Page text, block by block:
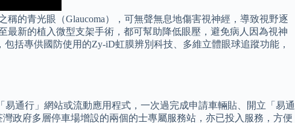
的青光眼（Glaucoma），可無聲無息地傷害視神經，導致視野逐
新的植入微型支架手術，都可幫助降低眼壓，避免病人因為視神
括專供國防使用的Zy-iD虹膜辨別科技、多維立體眼球追蹤功能，
通行」網站或流動應用程式，一次過完成申請車輛貼、開立「易通
政府多層停車場增設的兩個的士專屬服務站，亦已投入服務，方便